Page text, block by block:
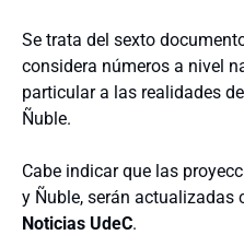
Se trata del sexto
considera números a nivel
particular a las realidades
Ñuble.
Cabe indicar que las
y Ñuble, serán actualizadas
Noticias UdeC.